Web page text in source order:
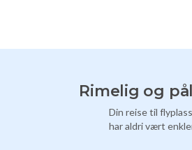
Rimelig og
Din reise til
har aldri vært